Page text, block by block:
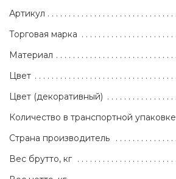
Артикул
Торговая марка
Материал
Цвет
Цвет (декоративный)
Количество в транспортной упаковке
Страна производитель
Вес брутто, кг